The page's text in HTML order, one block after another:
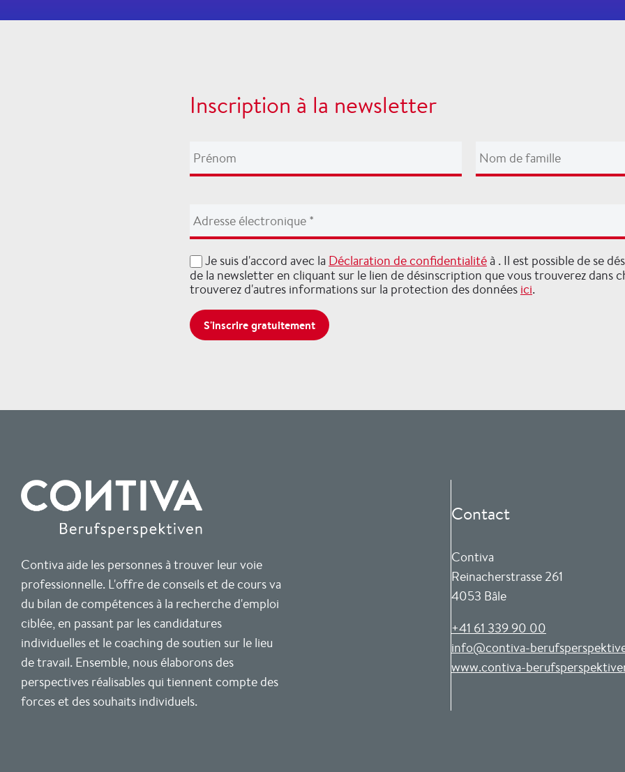
Inscription à la newsletter
Je suis d'accord avec la Déclaration de confidentialitéà . Il est possible de se
de la newsletter en cliquant sur le lien de désinscription que vous trouverez dans
trouverez d'autres informations sur la protection des données ici.
Contiva aide les personnes à trouver leur voie
professionnelle. L'offre de conseils et de cours va
du bilan de compétences à la recherche d'emploi
ciblée, en passant par les candidatures
individuelles et le coaching de soutien sur le lieu
de travail. Ensemble, nous élaborons des
perspectives réalisables qui tiennent compte des
forces et des souhaits individuels.
Contact
Contiva
Reinacherstrasse 261
4053 Bâle
+41 61 339 90 00
info@contiva-
www.contiva-